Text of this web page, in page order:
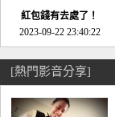
紅包錢有去處了！
SEGA春節特賣 超過85
款遊戲打到骨折-電玩
宅速配20230119
2023-09-22 23:40:22
[熱門影音分享]